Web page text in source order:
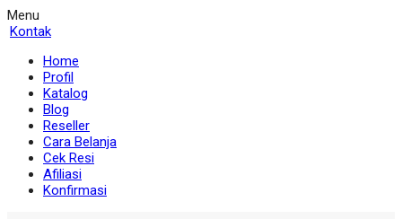
Menu
Kontak
Home
Profil
Katalog
Blog
Reseller
Cara Belanja
Cek Resi
Afiliasi
Konfirmasi